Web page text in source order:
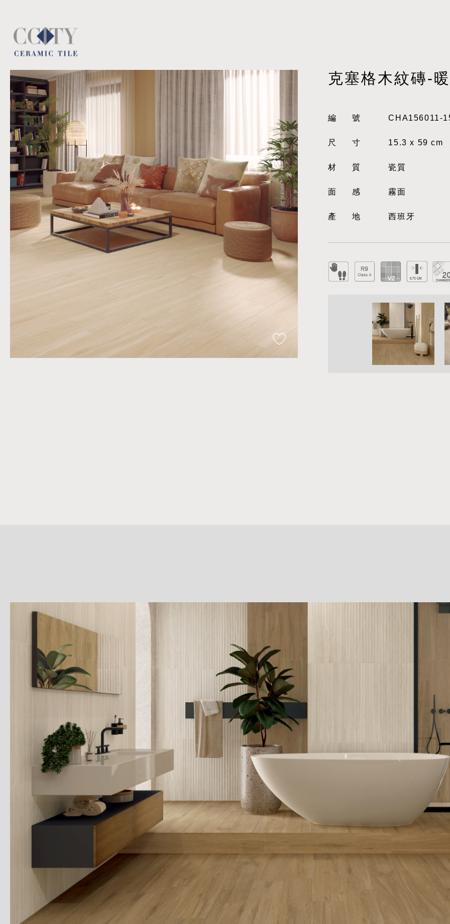
克塞格木紋磚-
編號 CHA156011-
尺寸 15.3 x 59 cm
材質 瓷質
面感 霧面
產地 西班牙